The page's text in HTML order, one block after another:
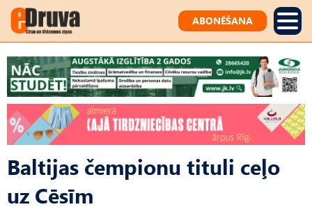
ABONĒŠANA
Baltijas čempionu tituli ceļo
uz Cēsīm